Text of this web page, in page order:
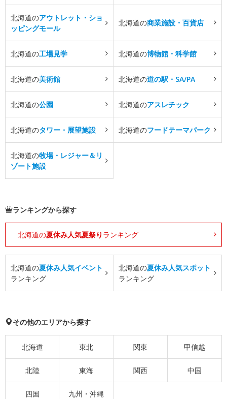
北海道のアウトレット・ショ
ッピングモール
北海道の商業施設・百貨店
北海道の工場見学 北海道の博物館・科学館
北海道の美術館 北海道の道の駅・SA/PA
北海道の公園 北海道のアスレチック
北海道のタワー・展望施設 北海道のフードテーマパーク
北海道の牧場・レジャー＆リ
ゾート施設
ランキングから探す
北海道の夏休み人気夏祭り ランキング
北海道の夏休み人気イベント
ランキング
北海道の夏休み人気スポット
ランキング
その他のエリアから探す
北海道 東北 関東 甲信越
北陸 東海 関西 中国
四国 九州・沖縄